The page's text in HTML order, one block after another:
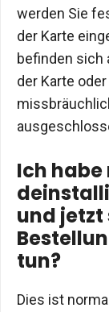
werden Sie
der Karte
befinden sich
der Karte
Ich habe
und jetzt
tun?
Dies ist